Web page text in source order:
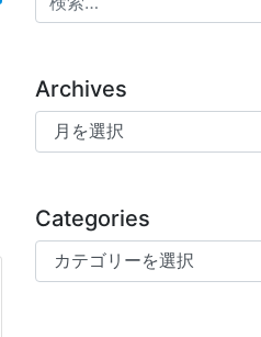
Archives
Archives
Categories
Categories